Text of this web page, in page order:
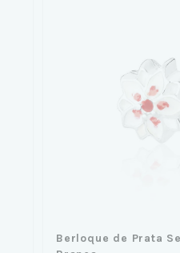
Berloque de Prata